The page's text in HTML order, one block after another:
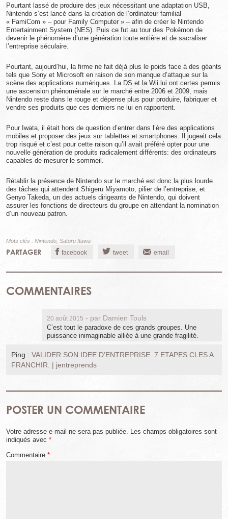
Pourtant lassé de produire des jeux nécessitant une adaptation USB,
Nintendo s’est lancé dans la création de l’ordinateur familial
« FamiCom » – pour Family Computer » – afin de créer le Nintendo
Entertainment System (NES). Puis ce fut au tour des Pokémon de
devenir le phénomène d’une génération toute entière et de sacraliser
l’entreprise séculaire.
Pourtant, aujourd’hui, la firme ne fait déjà plus le poids face à des géants
tels que Sony et Microsoft en raison de son manque d’attaque sur la
scène des applications numériques. La DS et la Wii lui ont certes permis
une ascension phénoménale sur le marché entre 2006 et 2009, mais
Nintendo reste dans le rouge et dépense plus pour produire, fabriquer et
vendre ses produits que ces derniers ne lui en rapportent.
Pour Iwata, il était hors de question d’entrer dans l’ère des applications
mobiles et proposer des jeux sur tablettes et smartphones. Il jugeait cela
trop risqué et c’est pour cette raison qu’il avait préféré opter pour une
nouvelle génération de produits radicalement différents: des ordinateurs
capables de mesurer le sommeil.
Rétablir la présence de Nintendo sur le marché est donc la plus lourde
des tâches qui attendent Shigeru Miyamoto, pilier de l’entreprise, et
Genyo Takeda, un des actuels dirigeants de Nintendo, qui doivent
assurer les fonctions de directeurs du groupe en attendant la nomination
d’un nouveau patron.
Mots clés : Nintendo Satoru Itawa
PARTAGER facebook tweet email
COMMENTAIRES
20 août 2015 - par Damien Touls
C’est tout le paradoxe de ces grands groupes. Une
puissance inimaginable alliée à une grande fragilité.
Ping : VALIDER SON IDEE D’ENTREPRISE. 7 ETAPES CLES A
FRANCHIR. | jentreprends
POSTER UN COMMENTAIRE
Votre adresse e-mail ne sera pas publiée.
Les champs obligatoires sont
indiqués avec *
Commentaire *